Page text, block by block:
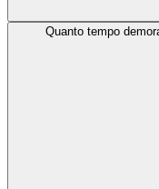
Quanto tempo